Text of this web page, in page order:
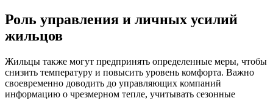
Роль управления и личных усилий
жильцов
Жильцы также могут предпринять определенные меры, чтобы
снизить температуру и повысить уровень комфорта. Важно
своевременно доводить до управляющих компаний
информацию о чрезмерном тепле, учитывать сезонные